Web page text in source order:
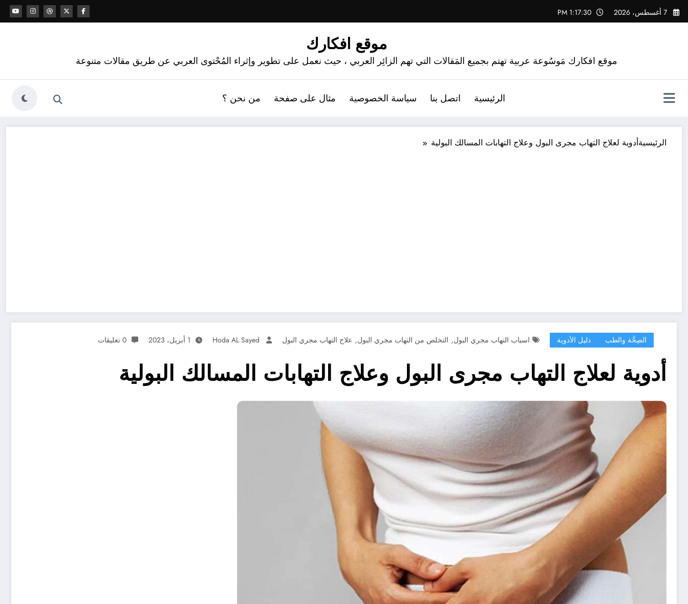
التجاوز
إلى
7 أغسطس، 2026 1:17:31 PM
موقع افكارك
موقع افكارك مَوسُوعة عربية تهتم بجميع المَقالات التي تهم الزائِر العربي ، حيث نعمل على تطوير وإثراء المُحْتوى العربي عن طريق مقالات متنوعة
الرئيسية اتصل بنا سياسة الخصوصية مثال على صفحة من نحن ؟
الرئيسيةأدوية لعلاج التهاب مجرى البول وعلاج التهابات المسالك البولية
الصِحَّة والطب دليل الأدوية اسباب التهاب مجري البول, التخلص من التهاب مجري البول, علاج التهاب مجري البول Hoda AL Sayed 1 أبريل، 2023 0 تعليقات
أدوية لعلاج التهاب مجرى البول وعلاج التهابات المسالك البولية